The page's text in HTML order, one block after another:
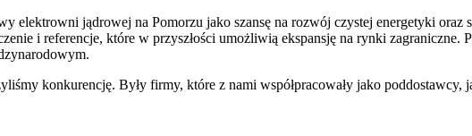
elektrowni jądrowej na Pomorzu jako szansę na rozwój czystej energetyki oraz
i referencje, które w przyszłości umożliwią ekspansję na rynki zagraniczne.
konkurencję. Były firmy, które z nami współpracowały jako